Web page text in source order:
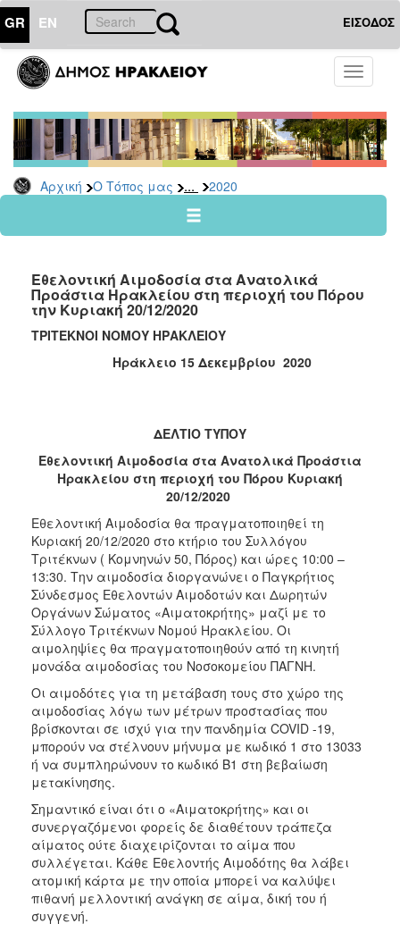
GR EN ΕΙΣΟΔΟΣ
Toggle
Αρχική Ο Τόπος μας ... 2020
ΤΟΠΟΣ
ΜΑΣ
Ανακοινώσεις
Αρχείο
2026
2024
2022
2021
2020
2015
2011
ΔΗΜΟΣ
ΠΟΛΙΤΙΣΜΟΣ
ΑΝΘΕΚΤΙΚΗ
ΠΟΛΗ
Εθελοντική Αιμοδοσία στα Ανατολικά
Προάστια Ηρακλείου στη περιοχή του Πόρου
την Κυριακή 20/12/2020
ΤΡΙΤΕΚΝΟΙ ΝΟΜΟΥ ΗΡΑΚΛΕΙΟΥ
Ηράκλειο 15 Δεκεμβρίου 2020
ΔΕΛΤΙΟ ΤΥΠΟΥ
Εθελοντική Αιμοδοσία στα Ανατολικά Προάστια
Ηρακλείου στη περιοχή του Πόρου Κυριακή
20/12/2020
Εθελοντική Αιμοδοσία θα πραγματοποιηθεί τη
Κυριακή 20/12/2020 στο κτήριο του Συλλόγου
Τριτέκνων ( Κομνηνών 50, Πόρος) και ώρες 10:00 –
13:30. Την αιμοδοσία διοργανώνει ο Παγκρήτιος
Σύνδεσμος Εθελοντών Αιμοδοτών και Δωρητών
Οργάνων Σώματος «Αιματοκρήτης» μαζί με το
Σύλλογο Τριτέκνων Νομού Ηρακλείου. Οι
αιμοληψίες θα πραγματοποιηθούν από τη κινητή
μονάδα αιμοδοσίας του Νοσοκομείου ΠΑΓΝΗ.
Οι αιμοδότες για τη μετάβαση τους στο χώρο της
αιμοδοσίας λόγω των μέτρων προστασίας που
βρίσκονται σε ισχύ για την πανδημία COVID -19,
μπορούν να στέλνουν μήνυμα με κωδικό 1 στο 13033
ή να συμπληρώνουν το κωδικό Β1 στη βεβαίωση
μετακίνησης.
Σημαντικό είναι ότι ο «Αιματοκρήτης» και οι
συνεργαζόμενοι φορείς δε διαθέτουν τράπεζα
αίματος ούτε διαχειρίζονται το αίμα που
συλλέγεται. Κάθε Εθελοντής Αιμοδότης θα λάβει
ατομική κάρτα με την οποία μπορεί να καλύψει
πιθανή μελλοντική ανάγκη σε αίμα, δική του ή
συγγενή.